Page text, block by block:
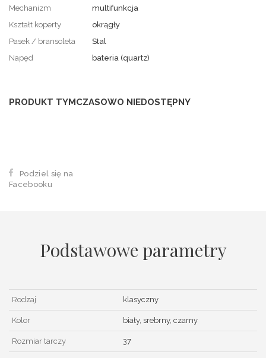
Mechanizm
multifunkcja
Kształt koperty
okrągły
Pasek / bransoleta
Stal
Napęd
bateria (quartz)
PRODUKT TYMCZASOWO NIEDOSTĘPNY
Podziel się na
Facebooku
Podstawowe parametry
Rodzaj klasyczny
Kolor biały, srebrny, czarny
Rozmiar tarczy 37